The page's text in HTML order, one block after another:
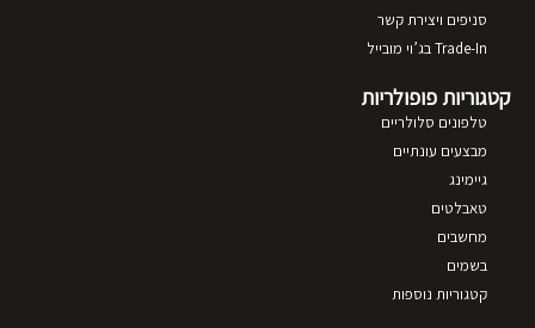
סניפים ויצירת קשר
Trade-In בג’וי מובייל
קטגוריות פופולריות
טלפונים סלולריים
מבצעים עונתיים
גיימינג
טאבלטים
מחשבים
בשמים
קטגוריות נוספות